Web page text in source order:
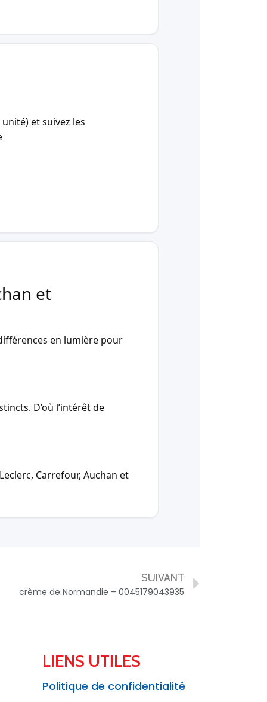
et suivez les
et
en lumière pour
D’où l’intérêt de
Carrefour, Auchan et
SUIVANT
crème de Normandie – 0045179043935
LIENS UTILES
Politique de confidentialité